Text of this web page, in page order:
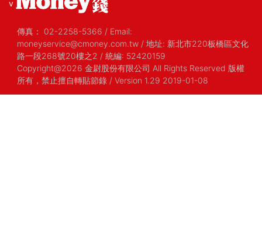
v
傳真： 02-2258-5366 / Email:
moneyservice@cmoney.com.tw / 地址: 新北市220板橋區文化
路一段268號20樓之2 / 統編: 52420159
Copyright@2026 金尉股份有限公司 All Rights Reserved 版權
所有，禁止擅自轉貼節錄 / Version 1.29 2019-01-08